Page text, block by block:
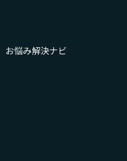
お悩み解決ナビ